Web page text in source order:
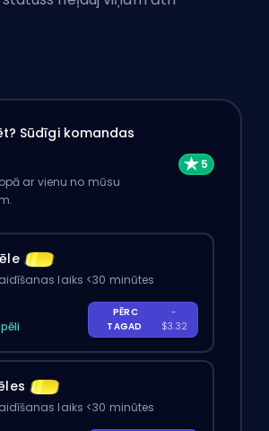
Sūdīgi komandas
ar vienu no mūsu
laiks <30 minūtes
PĒRC
TAGAD
-
$3.32
laiks <30 minūtes